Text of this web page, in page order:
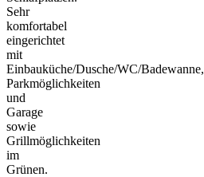
Sehr
komfortabel
eingerichtet
mit
Einbauküche/Dusche/WC/Badewanne,
Parkmöglichkeiten
und
Garage
sowie
Grillmöglichkeiten
im
Grünen.